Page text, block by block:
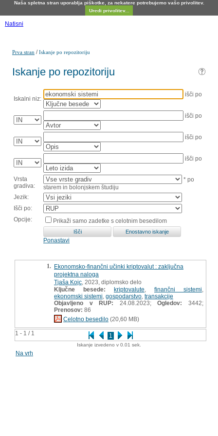
Naša spletna stran uporablja piškotke, za nekatere potrebujemo vašo privolitev.
Uredi privolitev...
Natisni
Prva stran /Iskanje po repozitoriju
Iskanje po repozitoriju
Iskalni niz:
išči po
išči po
išči po
išči po
Vrsta
gradiva:
* po
starem in bolonjskem študiju
Jezik:
Išči po:
Opcije:
Prikaži samo zadetke s celotnim besedilom
Ponastavi
1 - 1 / 1 1
1. Ekonomsko-finančni učinki kriptovalut : zaključna
projektna naloga
Tjaša Kojc , 2023, diplomsko delo
Ključne besede:
kriptovalute finančni sistemi
ekonomski sistemi gospodarstvo transakcije
Objavljeno v RUP: 24.08.2023;Ogledov:
3442;
Prenosov: 86
Celotno besedilo (20,60 MB)
Iskanje izvedeno v 0.01 sek.
Na vrh